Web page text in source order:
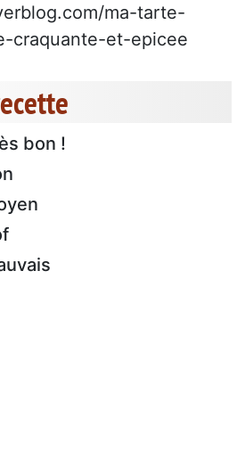
ma-tarte-
craquante-et-epicee
bon !